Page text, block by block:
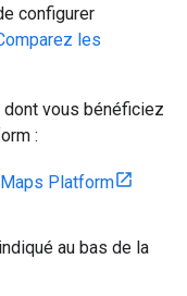
configurer
les
vous bénéficiez
:
Platform
au bas de la